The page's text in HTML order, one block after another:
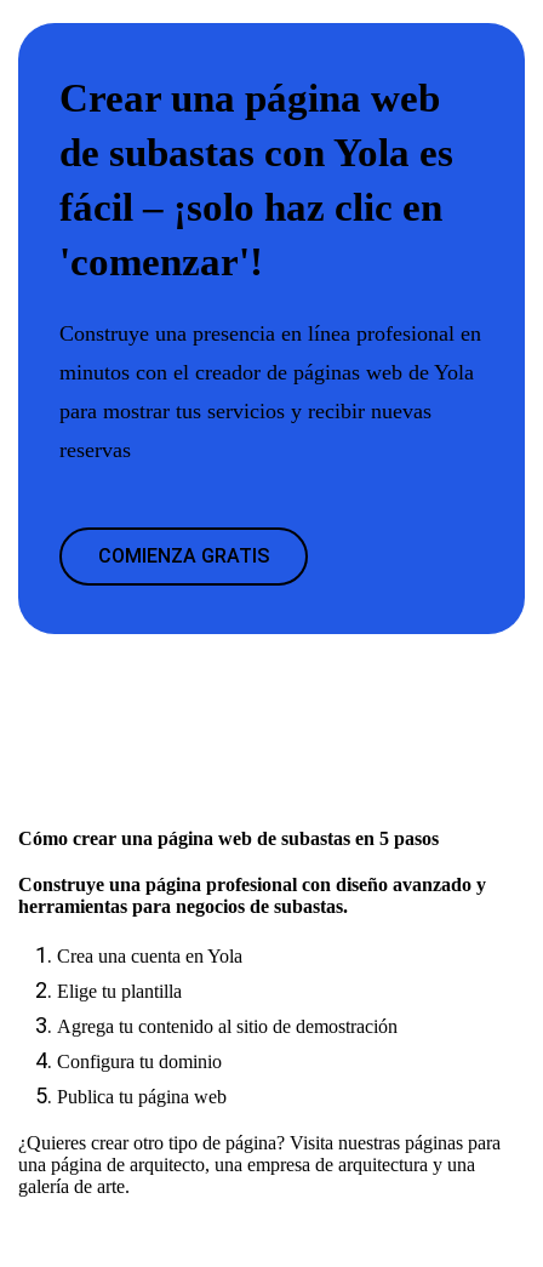
Crear una página web
de subastas con Yola es
fácil – ¡solo haz clic en
'comenzar'!
Construye una presencia en línea profesional en
minutos con el creador de páginas web de Yola
para mostrar tus servicios y recibir nuevas
reservas
COMIENZA GRATIS
Cómo crear una página web de subastas en 5 pasos
Construye una página profesional con diseño avanzado y
herramientas para negocios de subastas.
Crea una cuenta en Yola
Elige tu plantilla
Agrega tu contenido al sitio de demostración
Configura tu dominio
Publica tu página web
¿Quieres crear otro tipo de página? Visita nuestras páginas para
una página de arquitecto, una empresa de arquitectura y una
galería de arte.